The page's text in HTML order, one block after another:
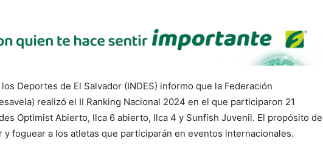
Deportes de El Salvador (INDES) informo que la Federación
realizó el II Ranking Nacional 2024 en el que participaron 21
Optimist Abierto, Ilca 6 abierto, Ilca 4 y Sunfish Juvenil. El propósito de
y foguear a los atletas que participarán en eventos internacionales.